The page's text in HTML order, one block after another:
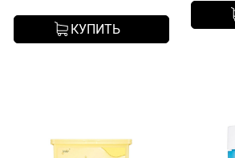
КУПИТЬ